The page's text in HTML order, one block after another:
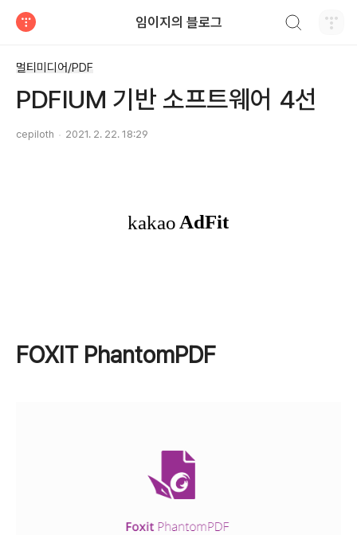
임이지의 블로그
멀티미디어/PDF
PDFIUM 기반 소프트웨어 4선
cepiloth 2021. 2. 22. 18:29
FOXIT PhantomPDF